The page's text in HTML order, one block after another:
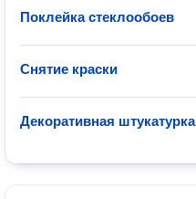
Поклейка стеклообоев
Снятие краски
Декоративная штукатурка